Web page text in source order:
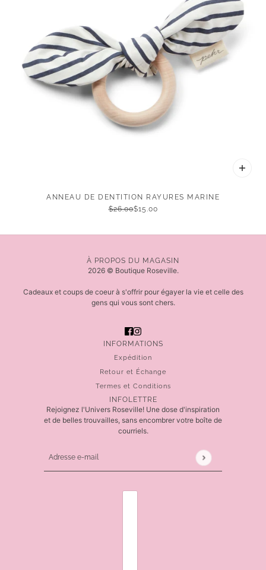
ANNEAU DE DENTITION RAYURES MARINE
$26.00$15.00
À PROPOS DU MAGASIN
2026 © Boutique Roseville.
Cadeaux et coups de coeur à s'offrir pour égayer la vie et celle des
gens qui vous sont chers.
INFORMATIONS
Expédition
Retour et Échange
Termes et Conditions
INFOLETTRE
Rejoignez l'Univers Roseville! Une dose d'inspiration
et de belles trouvailles, sans encombrer votre boîte de
courriels.
Adresse e-mail
Ce site est protégé par hCaptcha, et la